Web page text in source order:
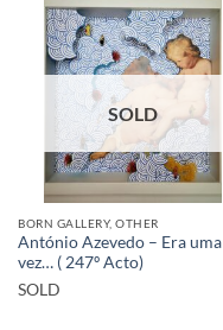
SOLD
BORN GALLERY, OTHER
António Azevedo – Era uma
vez… ( 247º Acto)
SOLD